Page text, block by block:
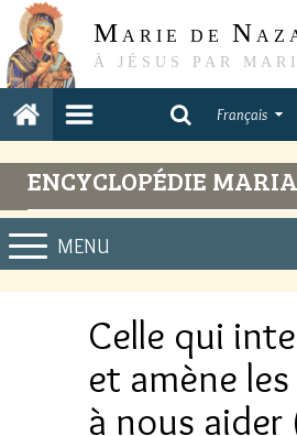
M ARIE DE N
À JÉSUS PAR
Français
ENCYCLOPÉDIE
MENU
Celle qui
et amène
à nous aider